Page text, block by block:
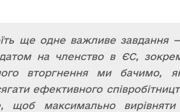
ще одне важливе завдання
на членство в ЄС,
вторгнення ми
ефективного
максимально вирівняти